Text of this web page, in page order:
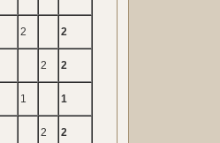
2 2
2 2
1 1
2 2